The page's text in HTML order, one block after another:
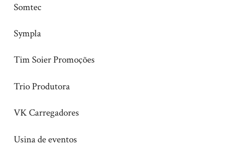
Somtec
Sympla
Tim Soier Promoções
Trio Produtora
VK Carregadores
Usina de eventos